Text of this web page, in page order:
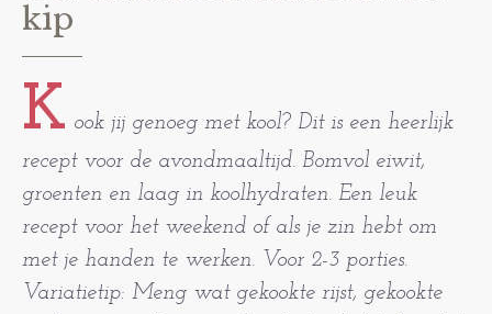
kip
K ook jij genoeg met kool? Dit is een heerlijk
recept voor de avondmaaltijd. Bomvol eiwit,
groenten en laag in koolhydraten. Een leuk
recept voor het weekend of als je zin hebt om
met je handen te werken. Voor 2-3 porties.
Variatietip: Meng wat gekookte rijst, gekookte